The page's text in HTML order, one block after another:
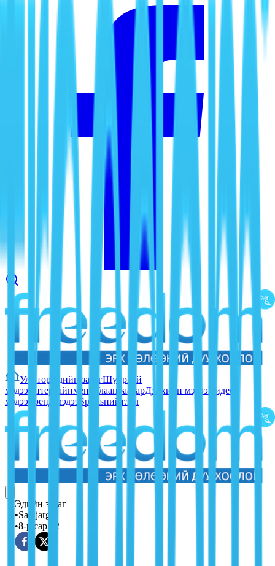
Улс төр Эдийн засагШуурхай
мэдээ Ентертайнмент УлаанбаатарДэлхийн мэдээВидео
мэдээ Тренд мэдээ Sportsнийтлэл
Эдийн засаг
•Sainjargal
•8-р сар 02